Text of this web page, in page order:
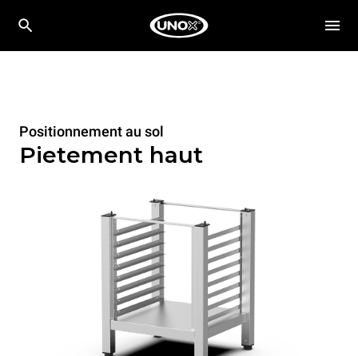
Positionnement au sol
Pietement haut